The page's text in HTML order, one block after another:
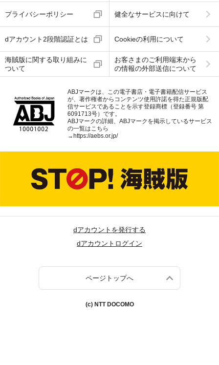
プライバシーポリシー 健全なサービスに向けて
dアカウント2段階認証とは Cookieの利用について
海賊版に関する取り組みに
ついて
お客さまのご利用端末から
の情報の外部送信について
ABJマークは、この電子書店・電子書籍配信サービス
が、著作権者からコンテンツ使用許諾を得た正規版配
信サービスであることを示す登録商標（登録番号 第
6091713号）です。
ABJマークの詳細、ABJマークを掲示しているサービス
の一覧はこちら
→ https://aebs.or.jp/
dアカウントを発行する
dアカウントログイン
ページトップへ
(c) NTT DOCOMO